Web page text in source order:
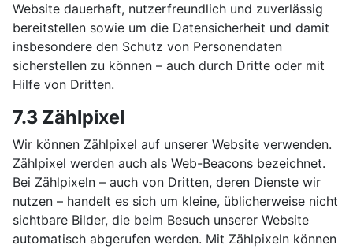
Website dauerhaft, nutzerfreundlich und zuverlässig
bereitstellen sowie um die Datensicherheit und damit
insbesondere den Schutz von Personendaten
sicherstellen zu können – auch durch Dritte oder mit
Hilfe von Dritten.
7.3 Zählpixel
Wir können Zählpixel auf unserer Website verwenden.
Zählpixel werden auch als Web-Beacons bezeichnet.
Bei Zählpixeln – auch von Dritten, deren Dienste wir
nutzen – handelt es sich um kleine, üblicherweise nicht
sichtbare Bilder, die beim Besuch unserer Website
automatisch abgerufen werden. Mit Zählpixeln können